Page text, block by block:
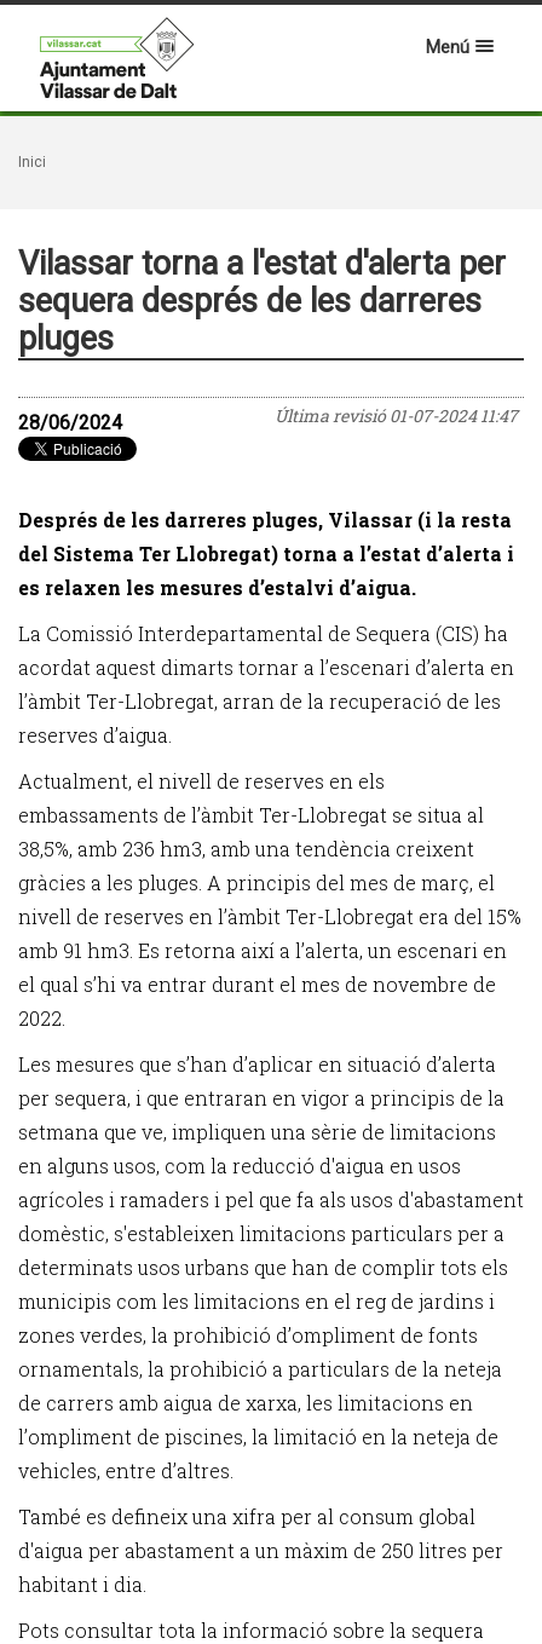
Menú
Inici
Vilassar torna a l'estat d'alerta per
sequera després de les darreres
pluges
Última revisió01-07-2024 11:47
28/06/2024
Després de les darreres pluges, Vilassar (i la resta
del Sistema Ter Llobregat) torna a l’estat d’alerta i
es relaxen les mesures d’estalvi d’aigua.
La Comissió Interdepartamental de Sequera (CIS) ha
acordat aquest dimarts tornar a l’escenari d’alerta en
l’àmbit Ter-Llobregat, arran de la recuperació de les
reserves d’aigua.
Actualment, el nivell de reserves en els
embassaments de l’àmbit Ter-Llobregat se situa al
38,5%, amb 236 hm3, amb una tendència creixent
gràcies a les pluges. A principis del mes de març, el
nivell de reserves en l’àmbit Ter-Llobregat era del 15%
amb 91 hm3. Es retorna així a l’alerta, un escenari en
el qual s’hi va entrar durant el mes de novembre de
2022.
Les mesures que s’han d’aplicar en situació d’alerta
per sequera, i que entraran en vigor a principis de la
setmana que ve, impliquen una sèrie de limitacions
en alguns usos, com la reducció d'aigua en usos
agrícoles i ramaders i pel que fa als usos d'abastament
domèstic, s'estableixen limitacions particulars per a
determinats usos urbans que han de complir tots els
municipis com les limitacions en el reg de jardins i
zones verdes, la prohibició d’ompliment de fonts
ornamentals, la prohibició a particulars de la neteja
de carrers amb aigua de xarxa, les limitacions en
l’ompliment de piscines, la limitació en la neteja de
vehicles, entre d’altres.
També es defineix una xifra per al consum global
d'aigua per abastament a un màxim de 250 litres per
habitant i dia.
Pots consultar tota la informació sobre la sequera